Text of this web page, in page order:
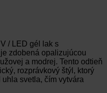
/ LED gél lak s
zdobená opalizujúcou
a modrej. Tento odtieň
rozprávkový štýl, ktorý
svetla, čím vytvára